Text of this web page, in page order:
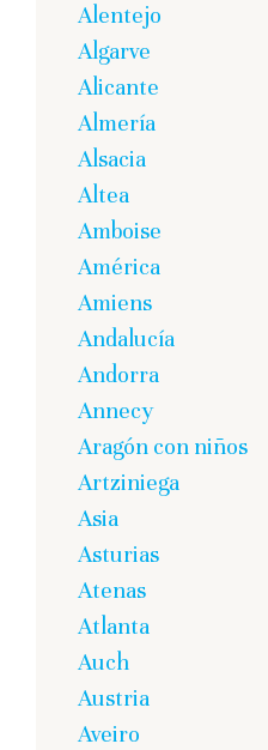
Alentejo
Algarve
Alicante
Almería
Alsacia
Altea
Amboise
América
Amiens
Andalucía
Andorra
Annecy
Aragón con niños
Artziniega
Asia
Asturias
Atenas
Atlanta
Auch
Austria
Aveiro